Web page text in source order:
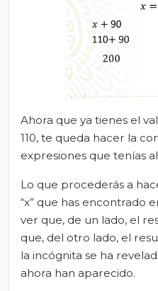
Ahora que ya tienes el
110, te queda hacer la
expresiones que tenías
Lo que procederás a
“x” que has encontrado
ver que, de un lado, el
que, del otro lado, el
la incógnita se ha
ahora han aparecido.